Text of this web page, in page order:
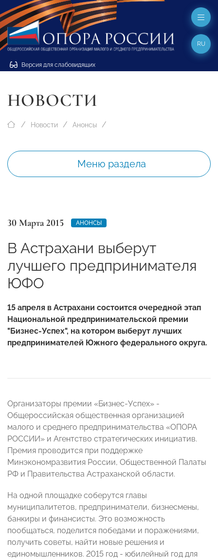
Версия для слабовидящих
RU
НОВОСТИ
Новости Анонсы
Меню раздела
30 Марта 2015 АНОНСЫ
В Астрахани выберут
лучшего предпринимателя
ЮФО
15 апреля в Астрахани состоится очередной этап
Национальной предпринимательской премии
"Бизнес-Успех", на котором выберут лучших
предпринимателей Южного федерального округа.
Организаторы премии «Бизнес-Успех» -
Общероссийская общественная организацией
малого и среднего предпринимательства «ОПОРА
РОССИИ» и Агентство стратегических инициатив.
Премия проводится при поддержке
Минэкономразвития России, Общественной Палаты
РФ и Правительства Астраханской области.
На одной площадке соберутся главы
муниципалитетов, предприниматели, бизнесмены,
банкиры и финансисты. Это возможность
пообщаться, поделится победами и поражениями,
получить советы, найти новые решения и
единомышленников. 2015 год - юбилейный год для